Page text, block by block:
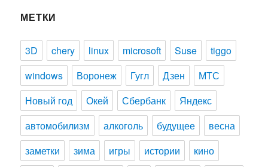
МЕТКИ
3D chery linux microsoft Suse
tiggo
windows
Воронеж Гугл Дзен
МТС
Новый год
Окей Сбербанк
Яндекс
автомобилизм
алкоголь будущее
весна
заметки
зима игры истории
кино